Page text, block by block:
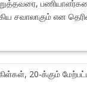
சவாலாகும் என
20-க்கும்